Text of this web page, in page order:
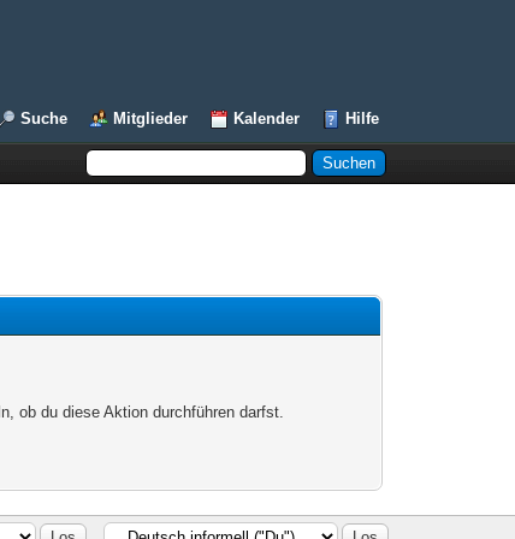
Suche Mitglieder Kalender Hilfe
ob du diese Aktion durchführen darfst.